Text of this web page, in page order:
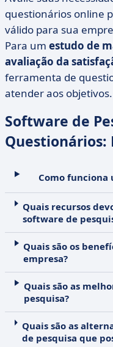
questionários online
válido para sua
Para um estudo de
avaliação da
ferramenta de
atender aos objetivos.
Software de
Questionários:
Como funciona
Quais recursos
software de
Quais são os
empresa?
Quais são as
pesquisa?
Quais são as
de pesquisa que